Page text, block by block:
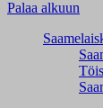
Palaa alkuun